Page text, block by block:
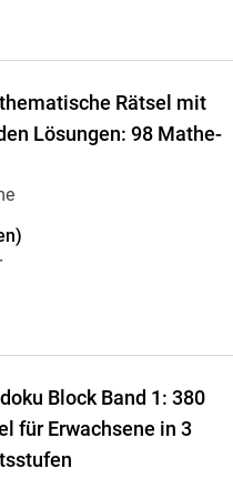
Rätsel mit
Lösungen: 98 Mathe-
Block Band 1: 380
für Erwachsene in 3